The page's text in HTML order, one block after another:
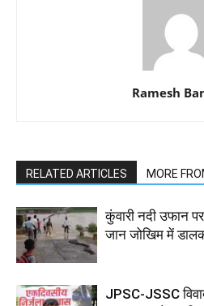
Ramesh
RELATED ARTICLES MORE
कुंवारी नदी उफान
जान जोखिम में
JPSC-JSSC